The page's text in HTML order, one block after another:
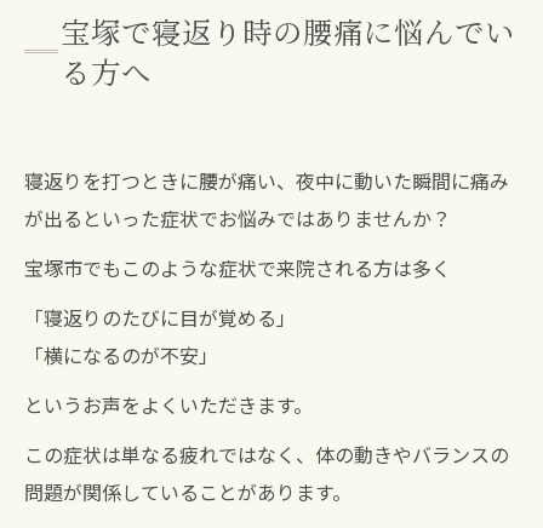
宝塚で寝返り時の腰痛に悩んでい
る方へ
寝返りを打つときに腰が痛い、夜中に動いた瞬間に痛み
が出るといった症状でお悩みではありませんか？
宝塚市でもこのような症状で来院される方は多く
「寝返りのたびに目が覚める」
「横になるのが不安」
というお声をよくいただきます。
この症状は単なる疲れではなく、体の動きやバランスの
問題が関係していることがあります。